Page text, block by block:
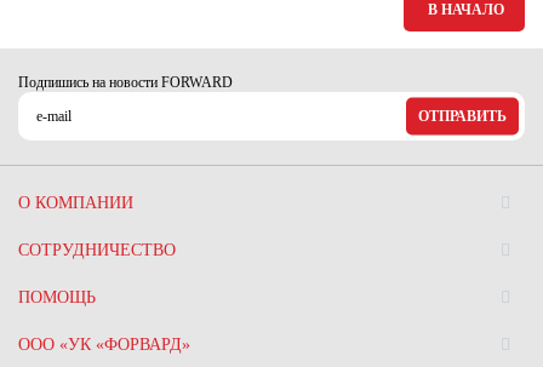
В НАЧАЛО
Подпишись на новости FORWARD
ОТПРАВИТЬ
О КОМПАНИИ
СОТРУДНИЧЕСТВО
ПОМОЩЬ
ООО «УК «ФОРВАРД»